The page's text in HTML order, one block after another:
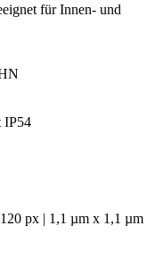
für Innen- und
IP54
px | 1,1 µm x 1,1 µm